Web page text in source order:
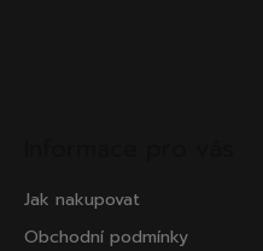
Jak nakupovat
Obchodní podmínky